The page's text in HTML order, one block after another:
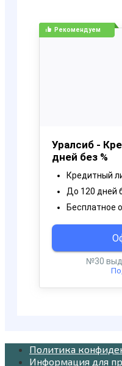
Политика
Информация для